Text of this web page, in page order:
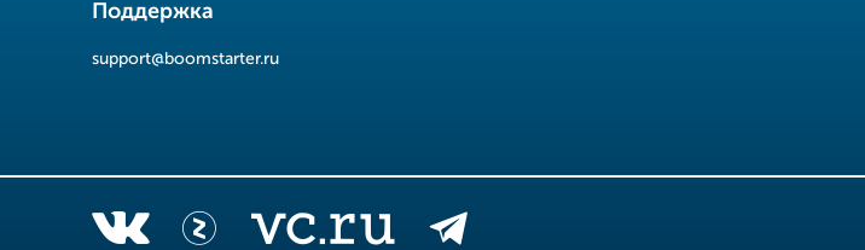
Поддержка
support@boomstarter.ru